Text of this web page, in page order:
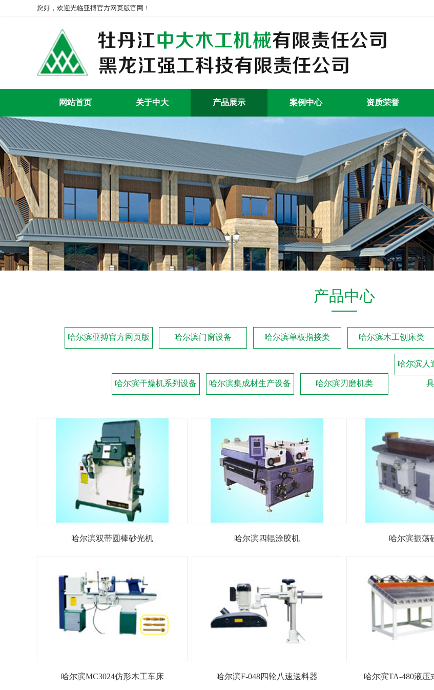
您好，欢迎光临亚搏官方网页版官网！
网站首页 关于中大 产品展示 案例中心 资质荣誉
产品中心
哈尔滨亚搏官方网页版 哈尔滨门窗设备 哈尔滨单板指接类 哈尔滨木工刨床类
哈尔滨干燥机系列设备 哈尔滨集成材生产设备 哈尔滨刃磨机类
哈尔滨人
哈尔滨双带圆棒砂光机 哈尔滨四辊涂胶机 哈尔滨振荡
哈尔滨MC3024仿形木工车床 哈尔滨F-048四轮八速送料器 哈尔滨TA-480液压